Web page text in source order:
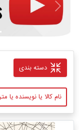
قبلی
دسته بندی